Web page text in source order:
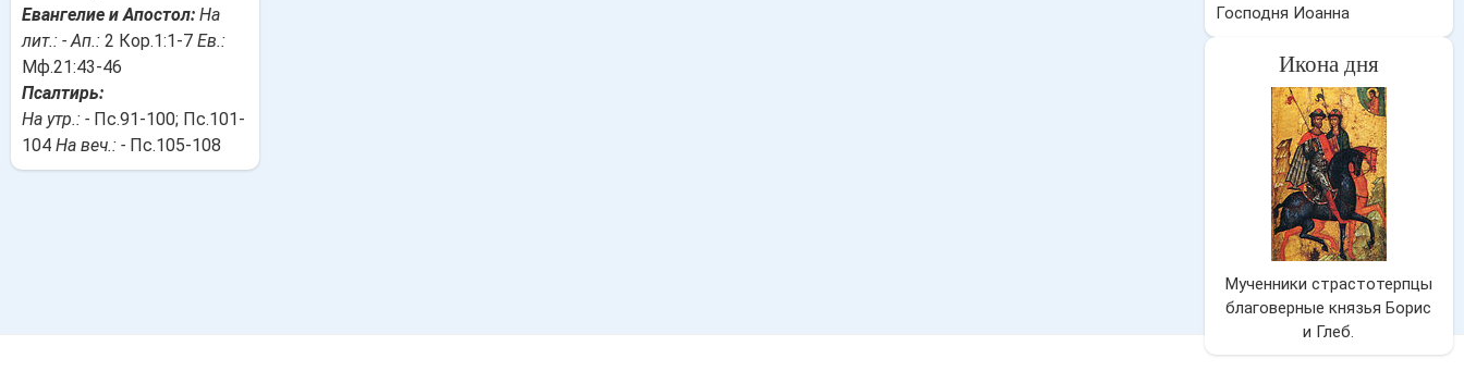
Господня Иоанна
Икона дня
Мученники страстотерпцы
благоверные князья Борис
и Глеб.
Евангелие и Апостол: На
лит.: -Ап.: 2 Кор.1:1-7 Ев.:
Мф.21:43-46
Псалтирь:
На утр.: - Пс.91-100; Пс.101-
104 На веч.: - Пс.105-108